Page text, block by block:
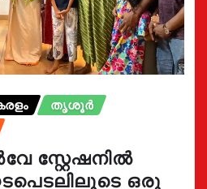
തൃശൂർ
സ്റ്റേഷനിൽ
ഒരു